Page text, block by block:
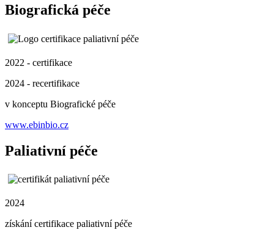
Biografická péče
2022 - certifikace
2024 - recertifikace
v konceptu Biografické péče
www.ebinbio.cz
Paliativní péče
2024
získání certifikace paliativní péče